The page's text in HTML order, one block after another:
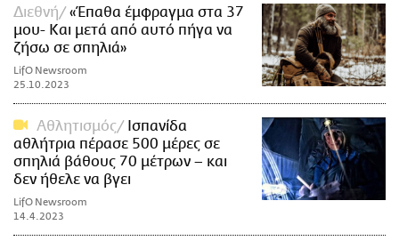
Διεθνή
«Έπαθα έμφραγμα στα 37
μου- Και μετά από αυτό πήγα να
ζήσω σε σπηλιά»
LifO Newsroom
25.10.2023
Αθλητισμός
Ισπανίδα
αθλήτρια πέρασε 500 μέρες σε
σπηλιά βάθους 70 μέτρων – και
δεν ήθελε να βγει
LifO Newsroom
14.4.2023